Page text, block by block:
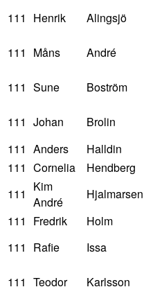
111 Henrik Alingsjö
111 Måns André
111 Sune Boström
111 Johan Brolin
111 Anders Halldin
111 Cornelia Hendberg
111
Kim
André
Hjalmarsen
111
Fredrik Holm
111
Rafie Issa
111 Teodor Karlsson